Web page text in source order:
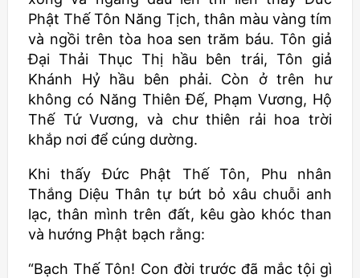
Phật Thế Tôn Năng Tịch, thân màu vàng tím
và ngồi trên tòa hoa sen trăm báu. Tôn giả
Đại Thải Thục Thị hầu bên trái, Tôn giả
Khánh Hỷ hầu bên phải. Còn ở trên hư
không có Năng Thiên Đế, Phạm Vương, Hộ
Thế Tứ Vương, và chư thiên rải hoa trời
khắp nơi để cúng dường.
Khi thấy Đức Phật Thế Tôn, Phu nhân
Thắng Diệu Thân tự bứt bỏ xâu chuỗi anh
lạc, thân mình trên đất, kêu gào khóc than
và hướng Phật bạch rằng:
“Bạch Thế Tôn! Con đời trước đã mắc tội gì